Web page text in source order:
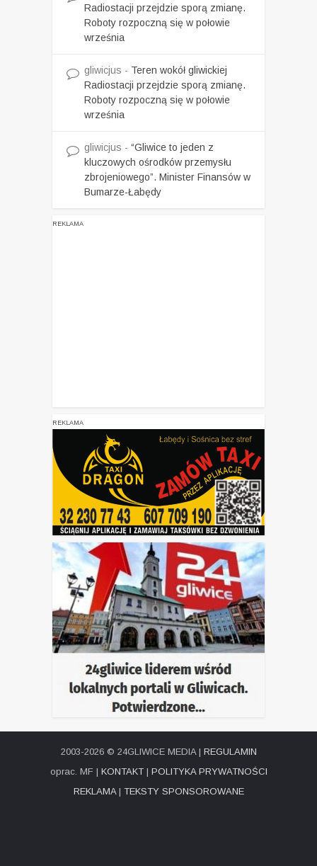
Radiostacji przejdzie sporą zmianę.
Roboty rozpoczną się w połowie
września
gliwicjus - Teren wokół gliwickiej
Radiostacji przejdzie sporą zmianę.
Roboty rozpoczną się w połowie
września
gliwicjus - “Gliwice to jeden z
kluczowych ośrodków przemysłu
zbrojeniowego”. Minister Finansów w
Bumarze-Łabędy
REKLAMA
REKLAMA
2003-2026 © 24GLIWICE MEDIA | REGULAMIN
oprac. MF | KONTAKT| POLITYKA PRYWATNOŚCI
REKLAMA| TEKSTY SPONSOROWANE